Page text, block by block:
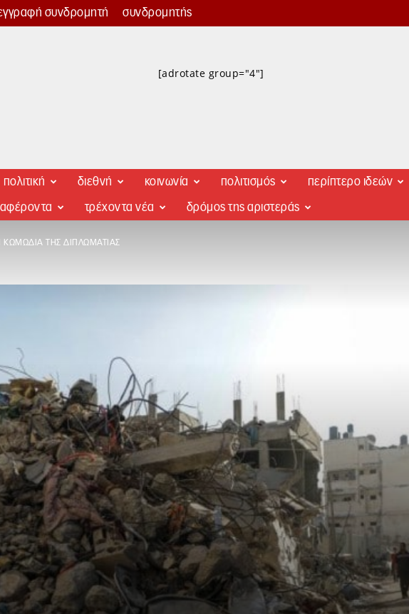
συνδρομητή συνδρομητής
[adrotate group="4"]
πολιτική διεθνή κοινωνία πολιτισμός περίπτερο ιδεών
τρέχοντα νέα δρόμος της αριστεράς
ΚΩΜΩΔΊΑ ΤΗΣ ΔΙΠΛΩΜΑΤΊΑΣ